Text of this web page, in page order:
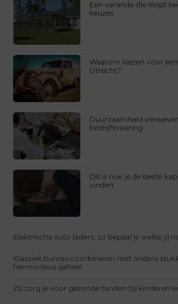
Een veranda die klopt
keuzes
Waarom kiezen voor
Utrecht?
Duurzaamheid
bedrijfsvoering
Dit is hoe je de beste
vinden
Elektrische auto laders: zo bepaal je welke jij
Klassiek bureau combineren met andere
harmonieus geheel
Zo zorg je voor gezonde tanden bij kinderen